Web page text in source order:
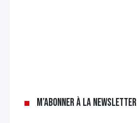
M’abonner à la newsletter
Rechercher